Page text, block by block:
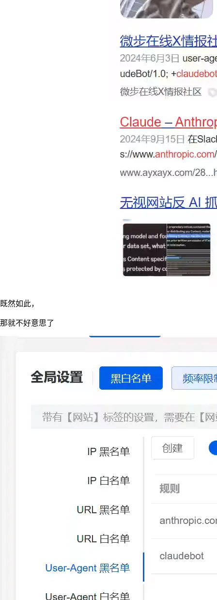
既然如此，
那就不好意思了